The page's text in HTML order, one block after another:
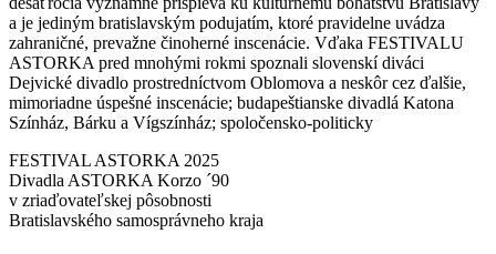
a je jediným bratislavským podujatím, ktoré pravidelne uvádza
zahraničné, prevažne činoherné inscenácie. Vďaka FESTIVALU
ASTORKA pred mnohými rokmi spoznali slovenskí diváci
Dejvické divadlo prostredníctvom Oblomova a neskôr cez ďalšie,
mimoriadne úspešné inscenácie; budapeštianske divadlá Katona
Színház, Bárku a Vígszínház; spoločensko-politicky
FESTIVAL ASTORKA 2025
Divadla ASTORKA Korzo ´90
v zriaďovateľskej pôsobnosti
Bratislavského samosprávneho kraja